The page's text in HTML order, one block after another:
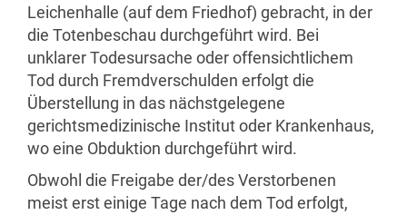
Leichenhalle (auf dem Friedhof) gebracht, in der
die Totenbeschau durchgeführt wird. Bei
unklarer Todesursache oder offensichtlichem
Tod durch Fremdverschulden erfolgt die
Überstellung in das nächstgelegene
gerichtsmedizinische Institut oder Krankenhaus,
wo eine Obduktion durchgeführt wird.
Obwohl die Freigabe der/des Verstorbenen
meist erst einige Tage nach dem Tod erfolgt,